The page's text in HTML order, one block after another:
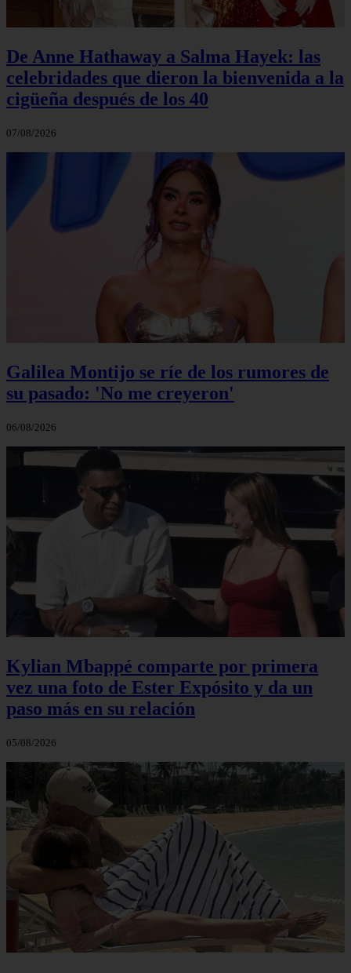
De Anne Hathaway a Salma Hayek: las
celebridades que dieron la bienvenida a la
cigüeña después de los 40
07/08/2026
Galilea Montijo se ríe de los rumores de
su pasado: 'No me creyeron'
06/08/2026
Kylian Mbappé comparte por primera
vez una foto de Ester Expósito y da un
paso más en su relación
05/08/2026